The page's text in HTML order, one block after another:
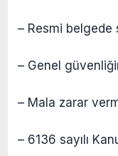
– Resmi belgede
– Genel
– Mala zarar
– 6136 sayılı